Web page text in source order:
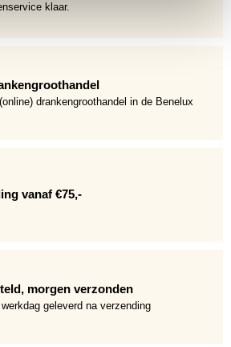
klaar.
drankengroothandel in de Benelux
vanaf €75,-
morgen verzonden
geleverd na verzending